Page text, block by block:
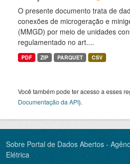
O presente documento trata de
conexões de microgeração e
(MMGD) por meio de unidades
regulamentado no art....
PDF ZIP PARQUET CSV
Você também pode ter acesso a esses
Documentação da API).
Sobre Portal de Dados Abertos -
Elétrica